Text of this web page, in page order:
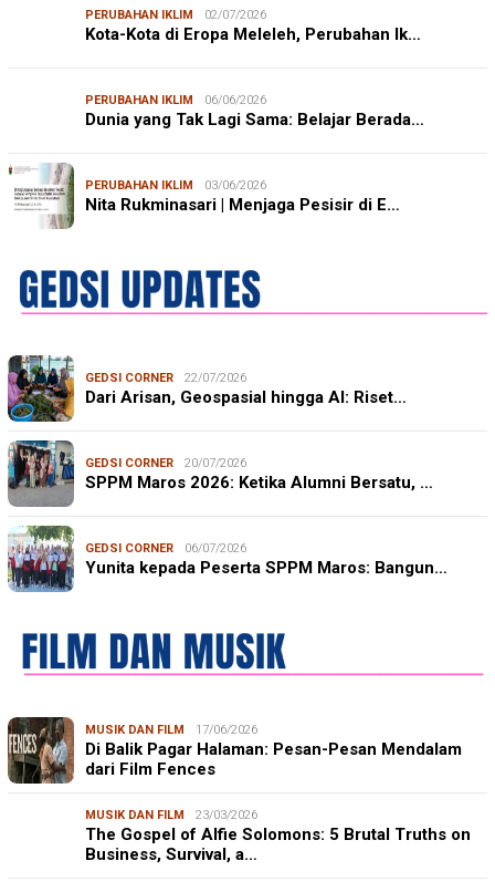
PERUBAHAN IKLIM 02/07/2026
Kota-Kota di Eropa Meleleh, Perubahan Ik…
PERUBAHAN IKLIM 06/06/2026
Dunia yang Tak Lagi Sama: Belajar Berada…
PERUBAHAN IKLIM 03/06/2026
Nita Rukminasari | Menjaga Pesisir di E…
GEDSI CORNER 22/07/2026
Dari Arisan, Geospasial hingga AI: Riset…
GEDSI CORNER 20/07/2026
SPPM Maros 2026: Ketika Alumni Bersatu, …
GEDSI CORNER 06/07/2026
Yunita kepada Peserta SPPM Maros: Bangun…
MUSIK DAN FILM 17/06/2026
Di Balik Pagar Halaman: Pesan-Pesan Mendalam
dari Film Fences
MUSIK DAN FILM 23/03/2026
The Gospel of Alfie Solomons: 5 Brutal Truths on
Business, Survival, a…